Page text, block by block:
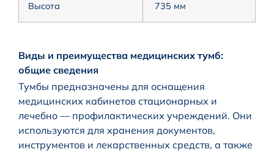
Высота 735 мм
Виды и преимущества медицинских тумб:
общие сведения
Тумбы предназначены для оснащения
медицинских кабинетов стационарных и
лечебно — профилактических учреждений. Они
используются для хранения документов,
инструментов и лекарственных средств, а также